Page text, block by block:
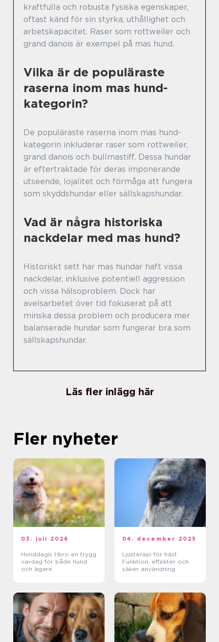
kraftfulla och robusta fysiska egenskaper,
oftast känd för sin styrka, uthållighet och
arbetskapacitet. Raser som rottweiler och
grand danois är exempel på mas hund.
Vilka är de populäraste
raserna inom mas hund-
kategorin?
De populäraste raserna inom mas hund-
kategorin inkluderar raser som rottweiler,
grand danois och bullmastiff. Dessa hundar
är eftertraktade för deras imponerande
utseende, lojalitet och förmåga att fungera
som skyddshundar eller sällskapshundar.
Vad är några historiska
nackdelar med mas hund?
Historiskt sett har mas hundar haft vissa
nackdelar, inklusive potentiell aggression
och vissa hälsoproblem. Dock har
avelsarbetet över tid fokuserat på att
minska dessa problem och producera mer
balanserade hundar som fungerar bra som
sällskapshundar.
Läs fler inlägg här
Fler nyheter
03. juli 2026
Hunddagis tibro en trygg
vardag för både hund
och ägare
04. december 2025
Ljusterapi för häst:
Funktion, effekter och
säker användning